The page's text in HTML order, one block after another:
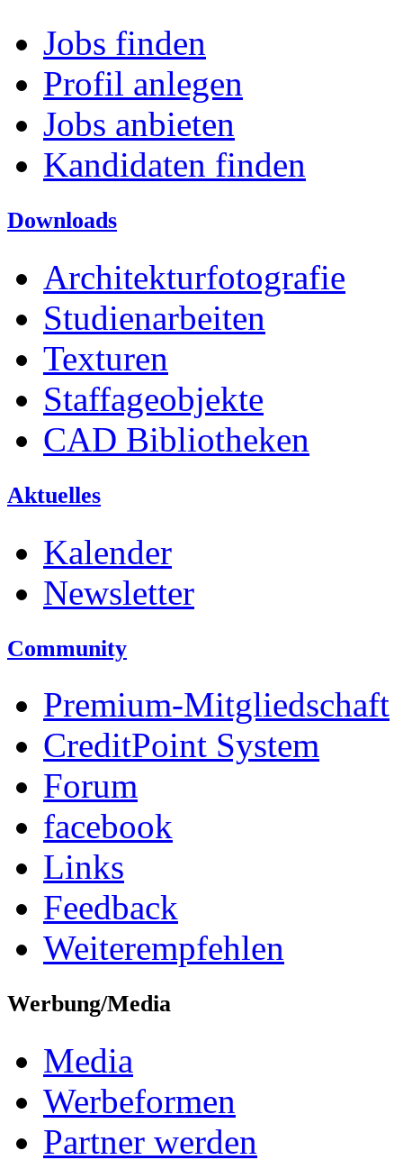
Jobs finden
Profil anlegen
Jobs anbieten
Kandidaten finden
Downloads
Architekturfotografie
Studienarbeiten
Texturen
Staffageobjekte
CAD Bibliotheken
Aktuelles
Kalender
Newsletter
Community
Premium-Mitgliedschaft
CreditPoint System
Forum
facebook
Links
Feedback
Weiterempfehlen
Werbung/Media
Media
Werbeformen
Partner werden